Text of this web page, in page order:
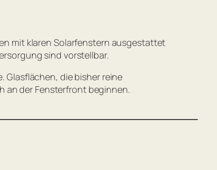
mit klaren Solarfenstern ausgestattet
sind vorstellbar.
die bisher reine
an der Fensterfront beginnen.